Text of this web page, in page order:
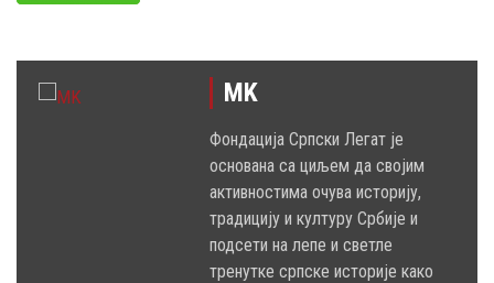
MK
Фондација Српски Легат је
основана са циљем да својим
активностима очува историју,
традицију и културу Србије и
подсети на лепе и светле
тренутке српске историје како